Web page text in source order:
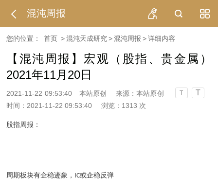
混沌周报
您的位置： 首页 > 混沌天成研究 > 混沌周报 > 详细内容
【混沌周报】宏观（股指、贵金属）
2021年11月20日
2021-11-22 09:53:40 本站原创 T T
来源：本站原创
时间：2021-11-22 09:53:40
浏览： 1313 次
股指周报：
周期板块有企稳迹象， IC或企稳反弹